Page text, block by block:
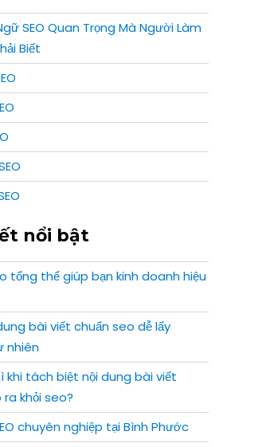
SEO Quan Trọng Mà Người Làm
Biết
nổi bật
tổng thể giúp bạn kinh doanh hiệu
bài viết chuẩn seo dễ lấy
nhiên
khi tách biệt nội dung bài viết
khỏi seo?
chuyên nghiệp tại Bình Phước